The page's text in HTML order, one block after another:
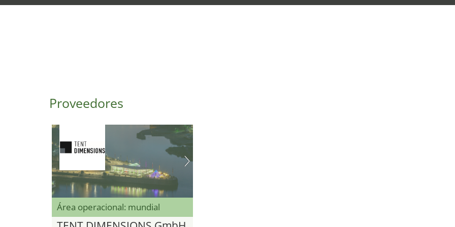
Proveedores
Área operacional: mundial